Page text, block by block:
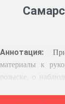
Аннотация:
материалы к
розыске, о